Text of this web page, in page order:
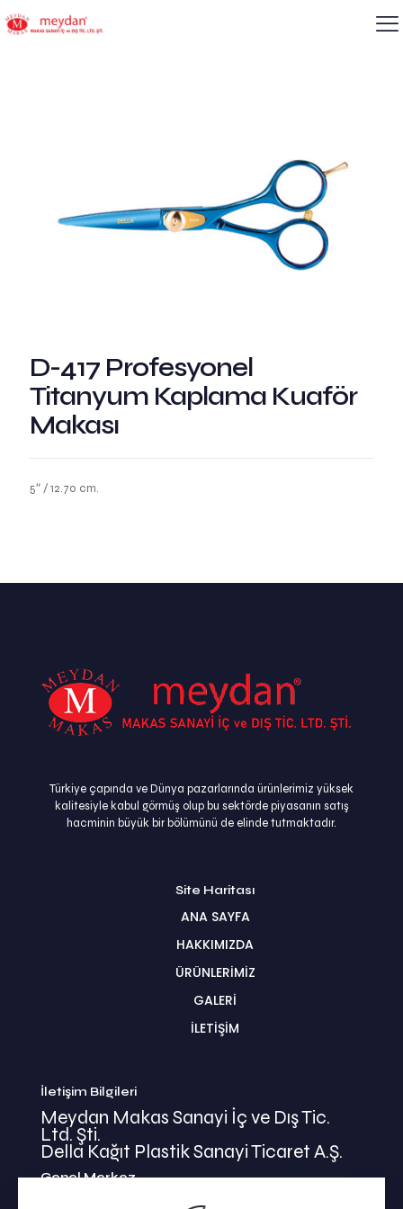
D-417 Profesyonel
Titanyum Kaplama Kuaför
Makası
5″ / 12.70 cm.
Türkiye çapında ve Dünya pazarlarında ürünlerimiz yüksek
kalitesiyle kabul görmüş olup bu sektörde piyasanın satış
hacminin büyük bir bölümünü de elinde tutmaktadır.
Site Haritası
ANA SAYFA
HAKKIMIZDA
ÜRÜNLERİMİZ
GALERİ
İLETİŞİM
İletişim Bilgileri
Meydan Makas Sanayi İç ve Dış Tic.
Ltd. Şti.
Della Kağıt Plastik Sanayi Ticaret A.Ş.
Genel Merkez
İkitelli Mehmet Akif Mahallesi